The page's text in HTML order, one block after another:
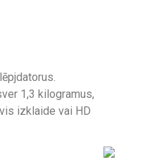
1,3 kilogramus,
izklaide vai HD